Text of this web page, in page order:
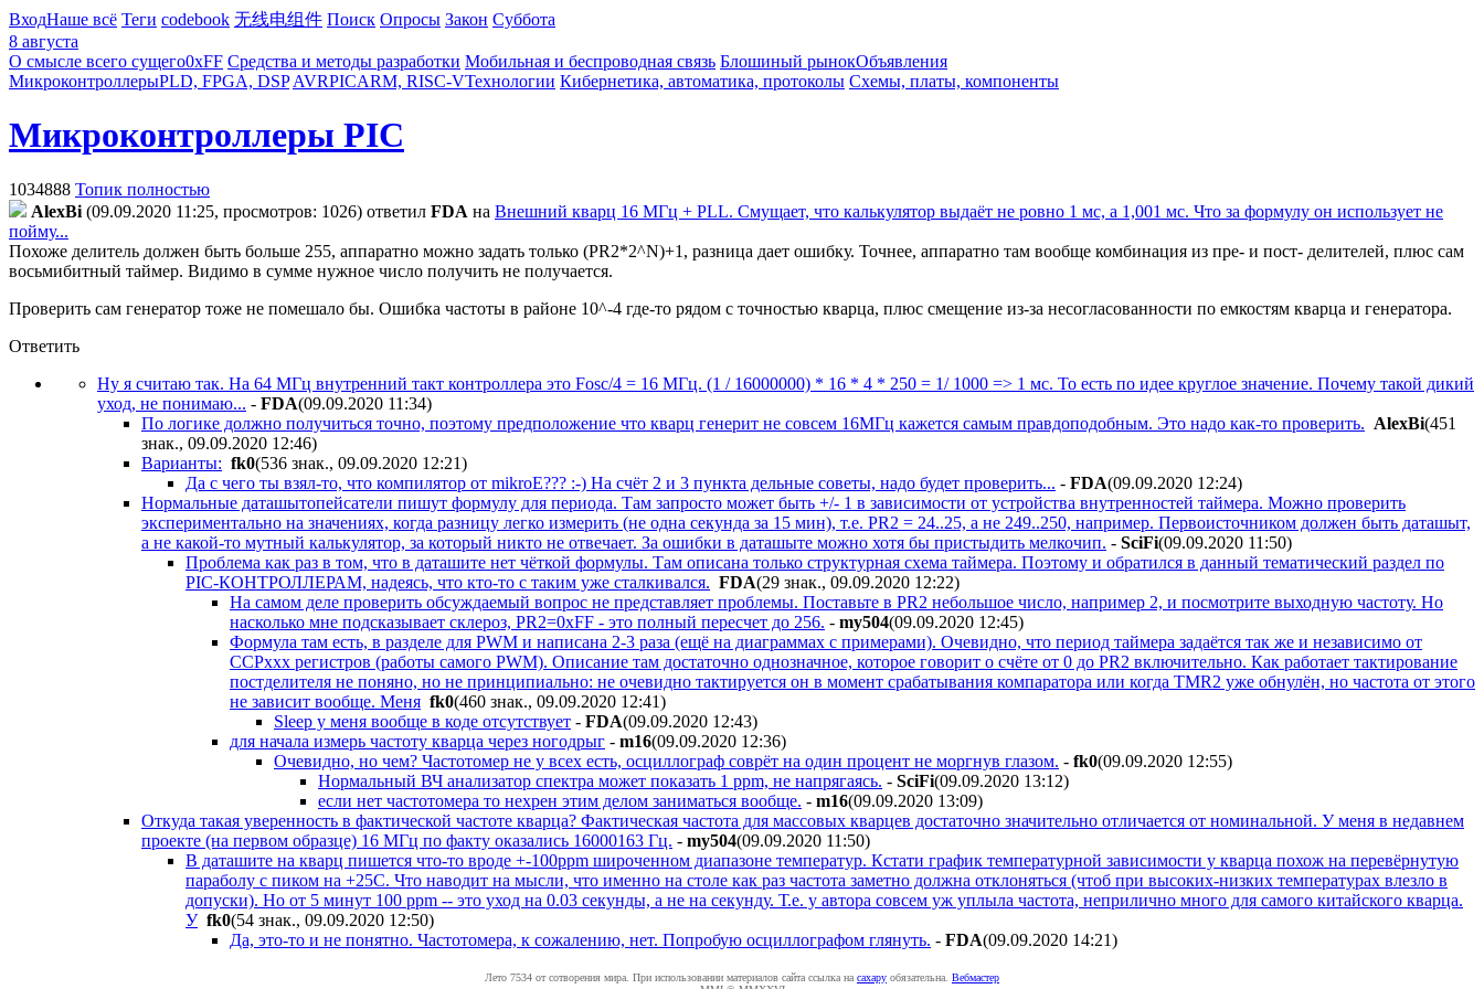
ВходНаше всё Теги codebook 无线电组件 Поиск Опросы Закон Суббота
8 августа
О смысле всего сущего0xFF Средства и методы разработки Мобильная и беспроводная связь Блошиный рынокОбъявления
МикроконтроллерыPLD, FPGA, DSP AVRPICARM, RISC-VТехнологии Кибернетика, автоматика, протоколы Схемы, платы, компоненты
Микроконтроллеры PIC
1034888 Топик полностью
AlexBi (09.09.2020 11:25, просмотров: 1026) ответил FDA на Внешний кварц 16 МГц + PLL. Смущает, что калькулятор выдаёт не ровно 1 мс, а 1,001 мс. Что за формулу он использует не
пойму...
Похоже делитель должен быть больше 255, аппаратно можно задать только (PR2*2^N)+1, разница дает ошибку. Точнее, аппаратно там вообще комбинация из пре- и пост- делителей, плюс сам
восьмибитный таймер. Видимо в сумме нужное число получить не получается.
Проверить сам генератор тоже не помешало бы. Ошибка частоты в районе 10^-4 где-то рядом с точностью кварца, плюс смещение из-за несогласованности по емкостям кварца и генератора.
Ответить
Ну я считаю так. На 64 МГц внутренний такт контроллера это Fosc/4 = 16 МГц. (1 / 16000000) * 16 * 4 * 250 = 1/ 1000 => 1 мс. То есть по идее круглое значение. Почему такой дикий
уход, не понимаю... - FDA(09.09.2020 11:34)
По логике должно получиться точно, поэтому предположение что кварц генерит не совсем 16МГц кажется самым правдоподобным. Это надо как-то проверить. AlexBi(451
знак., 09.09.2020 12:46)
Варианты: fk0(536 знак., 09.09.2020 12:21)
Да с чего ты взял-то, что компилятор от mikroE??? :-) На счёт 2 и 3 пункта дельные советы, надо будет проверить... - FDA(09.09.2020 12:24)
Нормальные даташытопейсатели пишут формулу для периода. Там запросто может быть +/- 1 в зависимости от устройства внутренностей таймера. Можно проверить
экспериментально на значениях, когда разницу легко измерить (не одна секунда за 15 мин), т.е. PR2 = 24..25, а не 249..250, например. Первоисточником должен быть даташыт,
а не какой-то мутный калькулятор, за который никто не отвечает. За ошибки в даташыте можно хотя бы пристыдить мелкочип. - SciFi(09.09.2020 11:50)
Проблема как раз в том, что в даташите нет чёткой формулы. Там описана только структурная схема таймера. Поэтому и обратился в данный тематический раздел по
PIC-КОНТРОЛЛЕРАМ, надеясь, что кто-то с таким уже сталкивался. FDA(29 знак., 09.09.2020 12:22)
На самом деле проверить обсуждаемый вопрос не представляет проблемы. Поставьте в PR2 небольшое число, например 2, и посмотрите выходную частоту. Но
насколько мне подсказывает склероз, PR2=0xFF - это полный пересчет до 256. - my504(09.09.2020 12:45)
Формула там есть, в разделе для PWM и написана 2-3 раза (ещё на диаграммах с примерами). Очевидно, что период таймера задаётся так же и независимо от
CCPxxx регистров (работы самого PWM). Описание там достаточно однозначное, которое говорит о счёте от 0 до PR2 включительно. Как работает тактирование
постделителя не поняно, но не принципиально: не очевидно тактируется он в момент срабатывания компаратора или когда TMR2 уже обнулён, но частота от этого
не зависит вообще. Меня fk0(460 знак., 09.09.2020 12:41)
Sleep у меня вообще в коде отсутствует - FDA(09.09.2020 12:43)
для начала измерь частоту кварца через ногодрыг - m16(09.09.2020 12:36)
Очевидно, но чем? Частотомер не у всех есть, осциллограф соврёт на один процент не моргнув глазом. - fk0(09.09.2020 12:55)
Нормальный ВЧ анализатор спектра может показать 1 ppm, не напрягаясь. - SciFi(09.09.2020 13:12)
если нет частотомера то нехрен этим делом заниматься вообще. - m16(09.09.2020 13:09)
Откуда такая уверенность в фактической частоте кварца? Фактическая частота для массовых кварцев достаточно значительно отличается от номинальной. У меня в недавнем
проекте (на первом образце) 16 МГц по факту оказались 16000163 Гц. - my504(09.09.2020 11:50)
В даташите на кварц пишется что-то вроде +-100ppm широченном диапазоне температур. Кстати график температурной зависимости у кварца похож на перевёрнутую
параболу с пиком на +25C. Что наводит на мысли, что именно на столе как раз частота заметно должна отклоняться (чтоб при высоких-низких температурах влезло в
допуски). Но от 5 минут 100 ppm -- это уход на 0.03 секунды, а не на секунду. Т.е. у автора совсем уж уплыла частота, неприлично много для самого китайского кварца.
У fk0(54 знак., 09.09.2020 12:50)
Да, это-то и не понятно. Частотомера, к сожалению, нет. Попробую осциллографом глянуть. - FDA(09.09.2020 14:21)
Лето 7534 от сотворения мира. При использовании материалов сайта ссылка на caxapу обязательна. Вебмастер